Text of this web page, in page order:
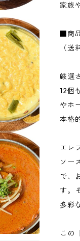
家族
■商
（送
厳選
12個
やホ
本格
エレ
ソー
で、
す。
多彩
この